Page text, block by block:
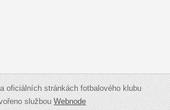
oficiálních stránkách fotbalového klubu
službouWebnode